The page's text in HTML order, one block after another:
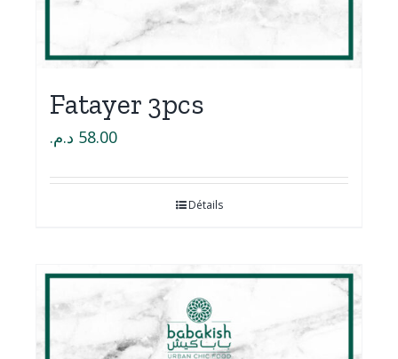
Fatayer 3pcs
58.00 د.م.
Détails